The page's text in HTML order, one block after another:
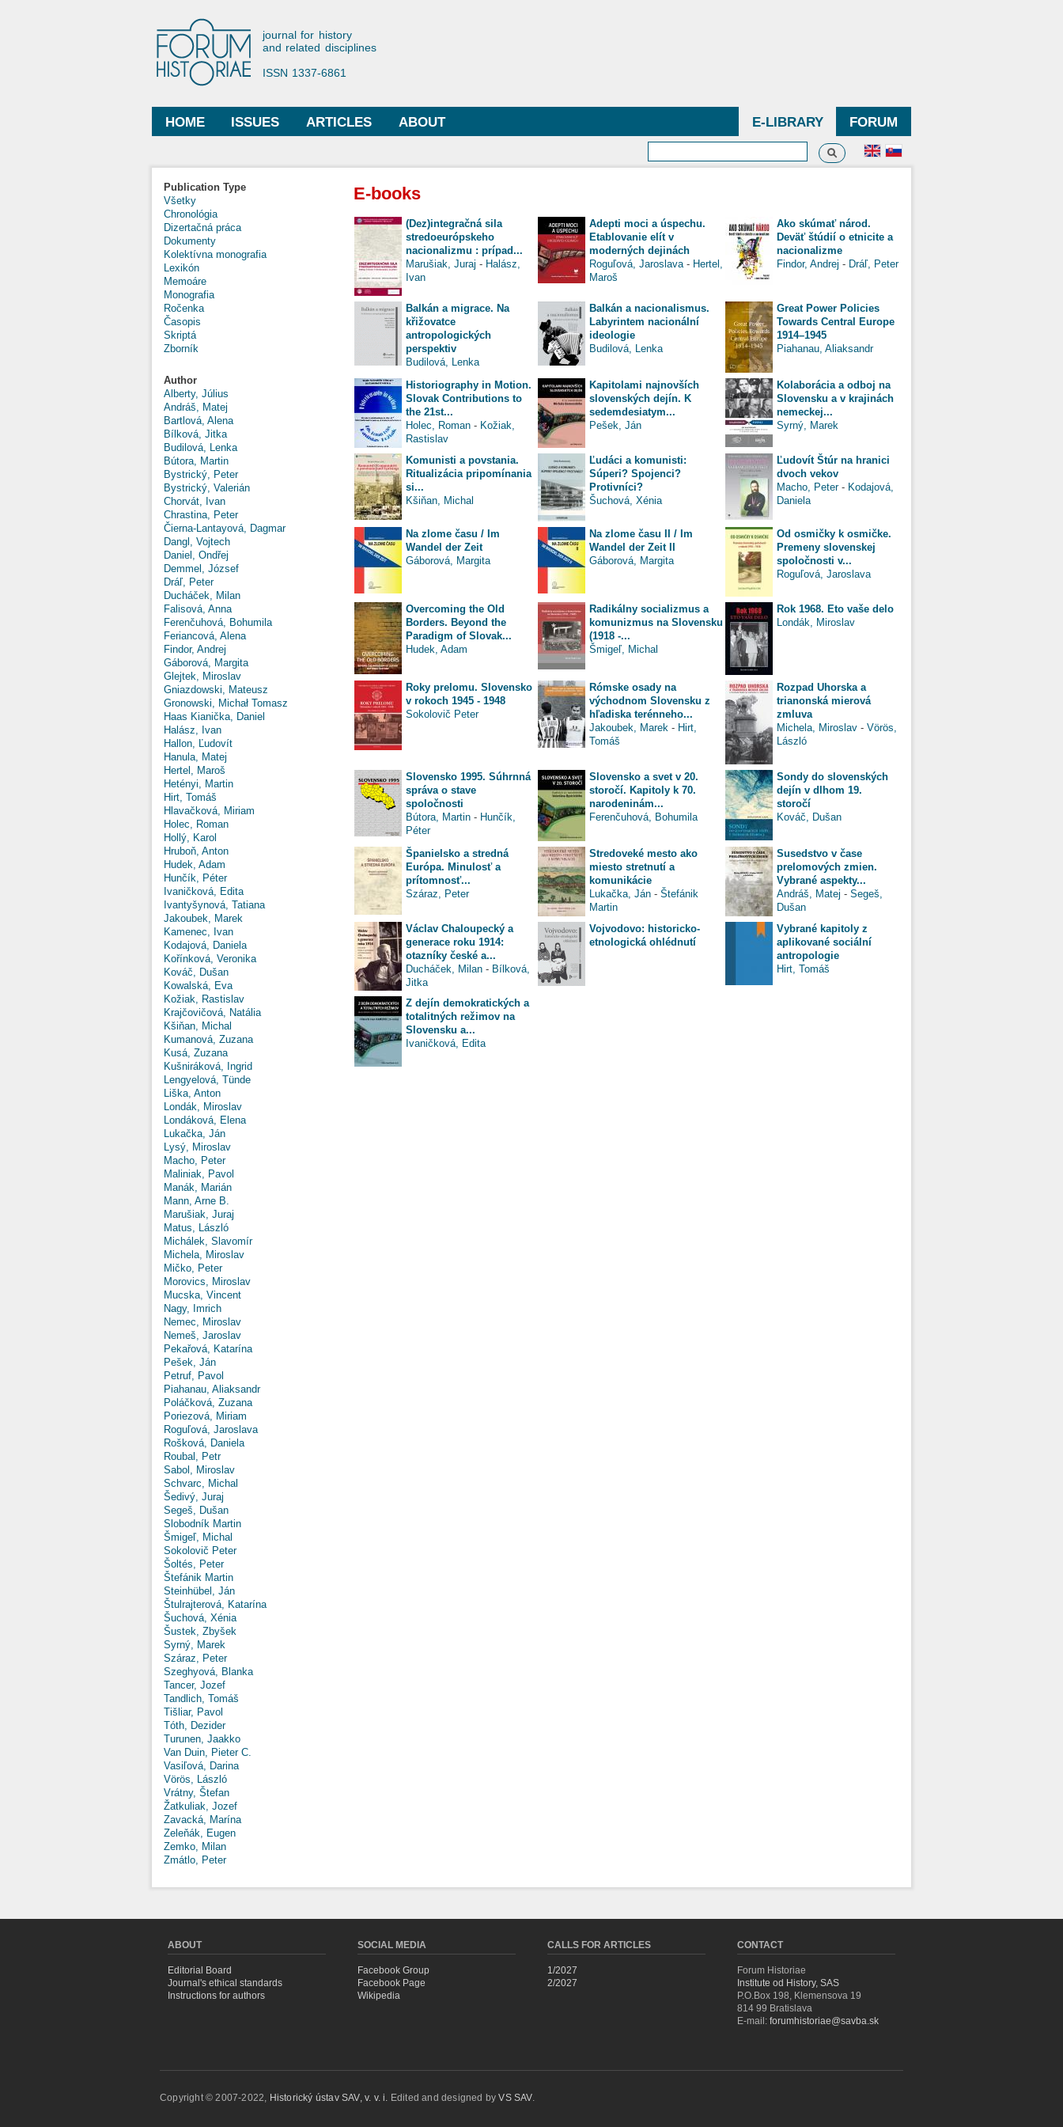
Forum Historiae
journal for history
and related disciplines
ISSN 1337-6861
Main menu
HOME ISSUES ARTICLES FORUM
E-LIBRARY
ABOUT
Search form
Search
Publication Type
Všetky
Chronológia
Dizertačná práca
Dokumenty
Kolektívna monografia
Lexikón
Memoáre
Monografia
Ročenka
Časopis
Skriptá
Zborník
Author
Alberty, Július
Andráš, Matej
Bartlová, Alena
Bílková, Jitka
Budilová, Lenka
Bútora, Martin
Bystrický, Peter
Bystrický, Valerián
Chorvát, Ivan
Chrastina, Peter
Čierna-Lantayová, Dagmar
Dangl, Vojtech
Daniel, Ondřej
Demmel, József
Dráľ, Peter
Ducháček, Milan
Falisová, Anna
Ferenčuhová, Bohumila
Feriancová, Alena
Findor, Andrej
Gáborová, Margita
Glejtek, Miroslav
Gniazdowski, Mateusz
Gronowski, Michał Tomasz
Haas Kianička, Daniel
Halász, Ivan
Hallon, Ľudovít
Hanula, Matej
Hertel, Maroš
Hetényi, Martin
Hirt, Tomáš
Hlavačková, Miriam
Holec, Roman
Hollý, Karol
Hruboň, Anton
Hudek, Adam
Hunčík, Péter
Ivaničková, Edita
Ivantyšynová, Tatiana
Jakoubek, Marek
Kamenec, Ivan
Kodajová, Daniela
Kořínková, Veronika
Kováč, Dušan
Kowalská, Eva
Kožiak, Rastislav
Krajčovičová, Natália
Kšiňan, Michal
Kumanová, Zuzana
Kusá, Zuzana
Kušniráková, Ingrid
Lengyelová, Tünde
Liška, Anton
Londák, Miroslav
Londáková, Elena
Lukačka, Ján
Lysý, Miroslav
Macho, Peter
Maliniak, Pavol
Manák, Marián
Mann, Arne B.
Marušiak, Juraj
Matus, László
Michálek, Slavomír
Michela, Miroslav
Mičko, Peter
Morovics, Miroslav
Mucska, Vincent
Nagy, Imrich
Nemec, Miroslav
Nemeš, Jaroslav
Pekařová, Katarína
Pešek, Ján
Petruf, Pavol
Piahanau, Aliaksandr
Poláčková, Zuzana
Poriezová, Miriam
Roguľová, Jaroslava
Rošková, Daniela
Roubal, Petr
Sabol, Miroslav
Schvarc, Michal
Šedivý, Juraj
Segeš, Dušan
Slobodník Martin
Šmigeľ, Michal
Sokolovič Peter
Šoltés, Peter
Štefánik Martin
Steinhübel, Ján
Štulrajterová, Katarína
Šuchová, Xénia
Šustek, Zbyšek
Syrný, Marek
Száraz, Peter
Szeghyová, Blanka
Tancer, Jozef
Tandlich, Tomáš
Tišliar, Pavol
Tóth, Dezider
Turunen, Jaakko
Van Duin, Pieter C.
Vasiľová, Darina
Vörös, László
Vrátny, Štefan
Žatkuliak, Jozef
Zavacká, Marína
Zeleňák, Eugen
Zemko, Milan
Zmátlo, Peter
E-books
(Dez)integračná sila
stredoeurópskeho
nacionalizmu : prípad...
Marušiak, Juraj - Halász,
Ivan
Adepti moci a úspechu.
Etablovanie elít v
moderných dejinách
Roguľová, Jaroslava - Hertel,
Maroš
Ako skúmať národ.
Deväť štúdií o etnicite a
nacionalizme
Findor, Andrej - Dráľ, Peter
Balkán a migrace. Na
křižovatce
antropologických
perspektiv
Budilová, Lenka
Balkán a nacionalismus.
Labyrintem nacionální
ideologie
Budilová, Lenka
Great Power Policies
Towards Central Europe
1914–1945
Piahanau, Aliaksandr
Historiography in Motion.
Slovak Contributions to
the 21st...
Holec, Roman - Kožiak,
Rastislav
Kapitolami najnovších
slovenských dejín. K
sedemdesiatym...
Pešek, Ján
Kolaborácia a odboj na
Slovensku a v krajinách
nemeckej...
Syrný, Marek
Komunisti a povstania.
Ritualizácia pripomínania
si...
Kšiňan, Michal
Ľudáci a komunisti:
Súperi? Spojenci?
Protivníci?
Šuchová, Xénia
Ľudovít Štúr na hranici
dvoch vekov
Macho, Peter- Kodajová,
Daniela
Na zlome času / Im
Wandel der Zeit
Gáborová, Margita
Na zlome času II / Im
Wandel der Zeit II
Gáborová, Margita
Od osmičky k osmičke.
Premeny slovenskej
spoločnosti v...
Roguľová, Jaroslava
Overcoming the Old
Borders. Beyond the
Paradigm of Slovak...
Hudek, Adam
Radikálny socializmus a
komunizmus na Slovensku
(1918 -...
Šmigeľ, Michal
Rok 1968. Eto vaše delo
Londák, Miroslav
Roky prelomu. Slovensko
v rokoch 1945 - 1948
Sokolovič Peter
Rómske osady na
východnom Slovensku z
hľadiska terénneho...
Jakoubek, Marek - Hirt,
Tomáš
Rozpad Uhorska a
trianonská mierová
zmluva
Michela, Miroslav - Vörös,
László
Slovensko 1995. Súhrnná
správa o stave
spoločnosti
Bútora, Martin - Hunčík,
Péter
Slovensko a svet v 20.
storočí. Kapitoly k 70.
narodeninám...
Ferenčuhová, Bohumila
Sondy do slovenských
dejín v dlhom 19.
storočí
Kováč, Dušan
Španielsko a stredná
Európa. Minulosť a
prítomnosť...
Száraz, Peter
Stredoveké mesto ako
miesto stretnutí a
komunikácie
Lukačka, Ján - Štefánik
Martin
Susedstvo v čase
prelomových zmien.
Vybrané aspekty...
Andráš, Matej - Segeš,
Dušan
Václav Chaloupecký a
generace roku 1914:
otazníky české a...
Ducháček, Milan - Bílková,
Jitka
Vojvodovo: historicko-
etnologická ohlédnutí
Vybrané kapitoly z
aplikované sociální
antropologie
Hirt, Tomáš
Z dejín demokratických a
totalitných režimov na
Slovensku a...
Ivaničková, Edita
ABOUT
Editorial Board
Journal's ethical standards
Instructions for authors
SOCIAL MEDIA
Facebook Group
Facebook Page
Wikipedia
CALLS FOR ARTICLES
1/2027
2/2027
CONTACT
Forum Historiae
Institute od History, SAS
P.O.Box 198, Klemensova 19
814 99 Bratislava
E-mail: forumhistoriae@savba.sk
Copyright © 2007-2022, Historický ústav SAV, v. v. i. Edited and designed byVS SAV.